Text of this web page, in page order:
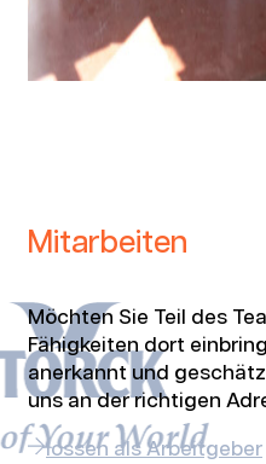
Mitarbeiten
Möchten Sie Teil des
Fähigkeiten dort
anerkannt und
uns an der richtigen
lossen als Arbeitgeber